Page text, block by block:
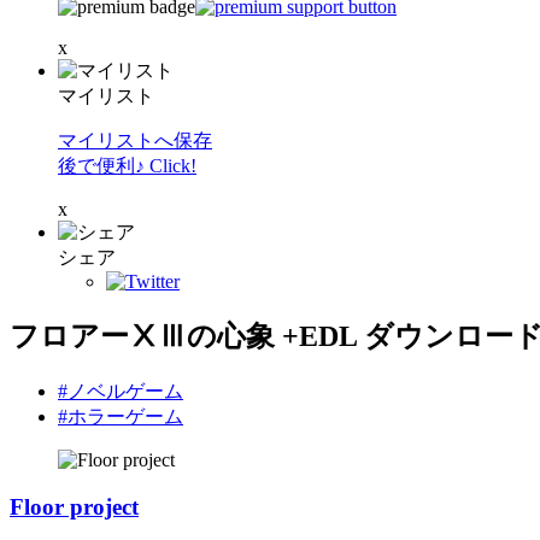
x
マイリスト
マイリストへ保存
後で便利♪ Click!
x
シェア
フロアーⅩⅢの心象 +EDL ダウンロー
#ノベルゲーム
#ホラーゲーム
Floor project